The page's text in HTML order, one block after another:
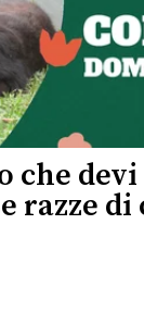
che devi
razze